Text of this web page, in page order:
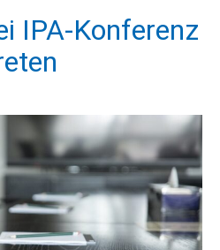
Verlag
IPA-Konferenz